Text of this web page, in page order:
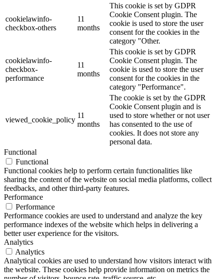
cookielawinfo-
checkbox-others
11
months
This cookie is set by GDPR
Cookie Consent plugin. The
cookie is used to store the user
consent for the cookies in the
category "Other.
cookielawinfo-
checkbox-
performance
11
months
This cookie is set by GDPR
Cookie Consent plugin. The
cookie is used to store the user
consent for the cookies in the
category "Performance".
viewed_cookie_policy
11
months
The cookie is set by the GDPR
Cookie Consent plugin and is
used to store whether or not user
has consented to the use of
cookies. It does not store any
personal data.
Functional
Functional
Functional cookies help to perform certain functionalities like
sharing the content of the website on social media platforms, collect
feedbacks, and other third-party features.
Performance
Performance
Performance cookies are used to understand and analyze the key
performance indexes of the website which helps in delivering a
better user experience for the visitors.
Analytics
Analytics
Analytical cookies are used to understand how visitors interact with
the website. These cookies help provide information on metrics the